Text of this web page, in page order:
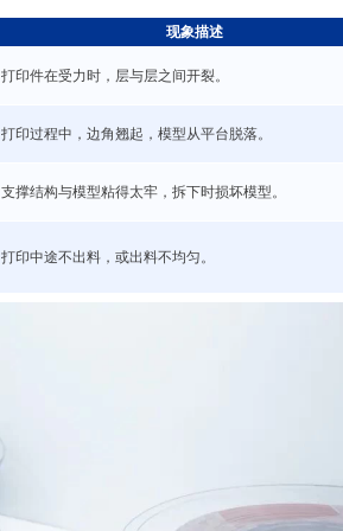
现象描述
打印件在受力时，层与层之间开裂。
打印过程中，边角翘起，模型从平台脱落。
支撑结构与模型粘得太牢，拆下时损坏模型。
打印中途不出料，或出料不均匀。